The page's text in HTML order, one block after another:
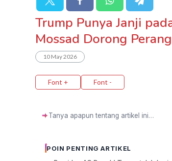
Trump Punya Janji
Mossad Dorong
10 May 2026
Font + Font -
✦
POIN PENTING ARTIKEL